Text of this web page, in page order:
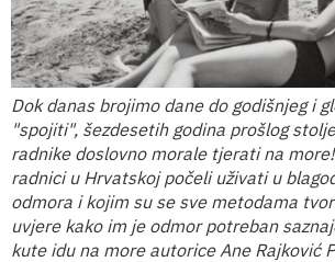
Dok danas brojimo dane do godišnjeg i
"spojiti", šezdesetih godina prošlog
radnike doslovno morale tjerati na
radnici u Hrvatskoj počeli uživati u
odmora i kojim su se sve metodama
uvjere kako im je odmor potreban
kute idu na more autorice Ane Rajković